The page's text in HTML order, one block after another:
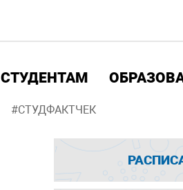
СТУДЕНТАМ
#СТУДФАКТЧЕК